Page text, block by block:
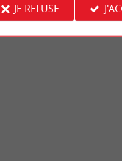
JE REFUSE